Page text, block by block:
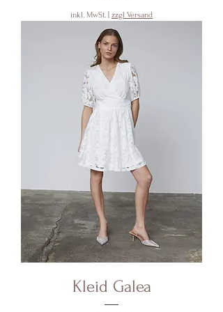
inkl. MwSt. zzgl Versand
Kleid Galea